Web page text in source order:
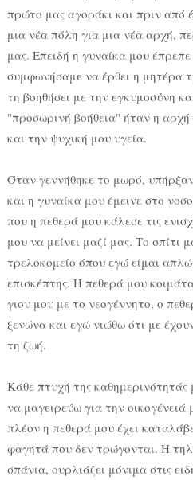
πρώτο μας αγοράκι και πριν από
μια νέα πόλη για μια νέα αρχή,
μας. Επειδή η γυναίκα μου
συμφωνήσαμε να έρθει η μητέρα
τη βοηθήσει με την εγκυμοσύνη
"προσωρινή βοήθεια" ήταν η
και την ψυχική μου υγεία.
Όταν γεννήθηκε το μωρό,
και η γυναίκα μου έμεινε στο
που η πεθερά μου κάλεσε τις
μου να μείνει μαζί μας. Το σπίτι
τρελοκομείο όπου εγώ είμαι
επισκέπτης. Η πεθερά μου
γιου μου με το νεογέννητο, ο
ξενώνα και εγώ νιώθω ότι με
τη ζωή.
Κάθε πτυχή της
να μαγειρεύω για την
πλέον η πεθερά μου έχει
φαγητά που δεν τρώγονται. Η
σπάνια, ουρλιάζει μόνιμα στις